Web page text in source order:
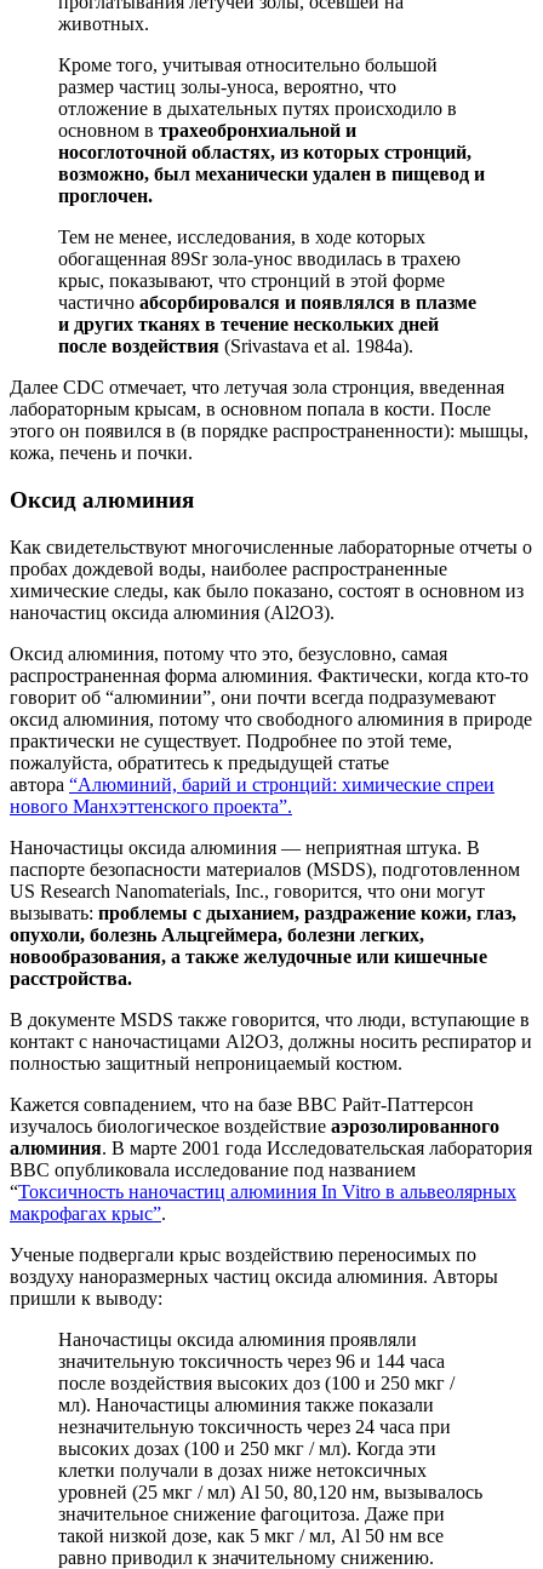
животных.
Кроме того, учитывая относительно большой
размер частиц золы-уноса, вероятно, что
отложение в дыхательных путях происходило в
основном в трахеобронхиальной и
носоглоточной областях, из которых стронций,
возможно, был механически удален в пищевод и
проглочен.
Тем не менее, исследования, в ходе которых
обогащенная 89Sr зола-унос вводилась в трахею
крыс, показывают, что стронций в этой форме
частично абсорбировался и появлялся в плазме
и других тканях в течение нескольких дней
после воздействия (Srivastava et al. 1984a).
Далее CDC отмечает, что летучая зола стронция, введенная
лабораторным крысам, в основном попала в кости. После
этого он появился в (в порядке распространенности): мышцы,
кожа, печень и почки.
Оксид алюминия
Как свидетельствуют многочисленные лабораторные отчеты о
пробах дождевой воды, наиболее распространенные
химические следы, как было показано, состоят в основном из
наночастиц оксида алюминия (Al2O3).
Оксид алюминия, потому что это, безусловно, самая
распространенная форма алюминия. Фактически, когда кто-то
говорит об “алюминии”, они почти всегда подразумевают
оксид алюминия, потому что свободного алюминия в природе
практически не существует. Подробнее по этой теме,
пожалуйста, обратитесь к предыдущей статье
автора “Алюминий, барий и стронций: химические спреи
нового Манхэттенского проекта”.
Наночастицы оксида алюминия — неприятная штука. В
паспорте безопасности материалов (MSDS), подготовленном
US Research Nanomaterials, Inc., говорится, что они могут
вызывать: проблемы с дыханием, раздражение кожи, глаз,
опухоли, болезнь Альцгеймера, болезни легких,
новообразования, а также желудочные или кишечные
расстройства.
В документе MSDS также говорится, что люди, вступающие в
контакт с наночастицами Al2O3, должны носить респиратор и
полностью защитный непроницаемый костюм.
Кажется совпадением, что на базе ВВС Райт-Паттерсон
изучалось биологическое воздействие аэрозолированного
алюминия. В марте 2001 года Исследовательская лаборатория
ВВС опубликовала исследование под названием
“Токсичность наночастиц алюминия In Vitro в альвеолярных
макрофагах крыс”.
Ученые подвергали крыс воздействию переносимых по
воздуху наноразмерных частиц оксида алюминия. Авторы
пришли к выводу:
Наночастицы оксида алюминия проявляли
значительную токсичность через 96 и 144 часа
после воздействия высоких доз (100 и 250 мкг /
мл). Наночастицы алюминия также показали
незначительную токсичность через 24 часа при
высоких дозах (100 и 250 мкг / мл). Когда эти
клетки получали в дозах ниже нетоксичных
уровней (25 мкг / мл) Al 50, 80,120 нм, вызывалось
значительное снижение фагоцитоза. Даже при
такой низкой дозе, как 5 мкг / мл, Al 50 нм все
равно приводил к значительному снижению.